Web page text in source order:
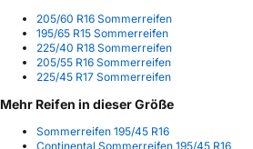
205/60 R16 Sommerreifen
195/65 R15 Sommerreifen
225/40 R18 Sommerreifen
205/55 R16 Sommerreifen
225/45 R17 Sommerreifen
Mehr Reifen in dieser Größe
Sommerreifen 195/45 R16
Continental Sommerreifen 195/45 R16